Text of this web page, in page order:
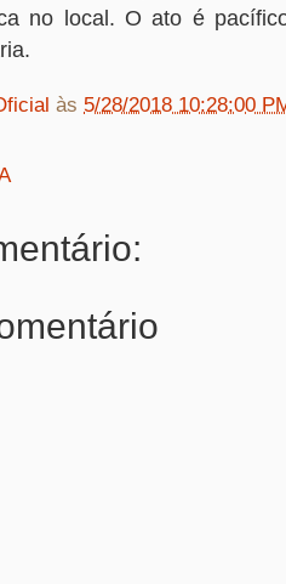
no local. O ato é
às 5/28/2018 10:28:00